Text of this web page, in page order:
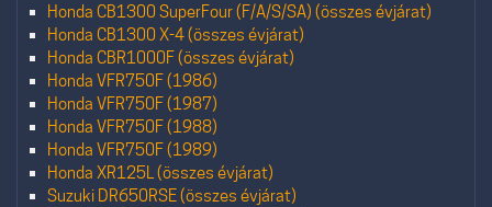
Honda CB1300 SuperFour (F/A/S/SA) (összes évjárat)
Honda CB1300 X-4 (összes évjárat)
Honda CBR1000F (összes évjárat)
Honda VFR750F (1986)
Honda VFR750F (1987)
Honda VFR750F (1988)
Honda VFR750F (1989)
Honda XR125L (összes évjárat)
Suzuki DR650RSE (összes évjárat)